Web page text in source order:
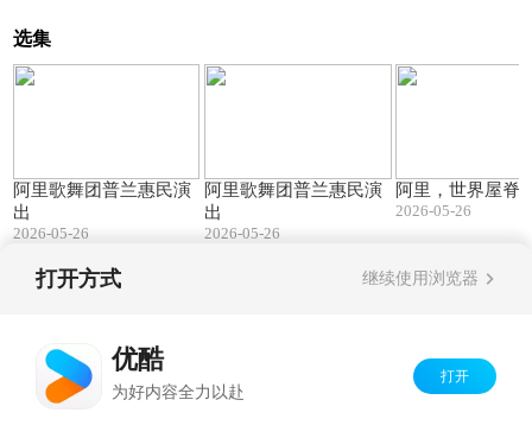
选集
阿里歌舞团普兰惠民演
出
2026-05-26
阿里歌舞团普兰惠民演
出
2026-05-26
阿里，世界屋脊
2026-05-26
打开方式 继续使用浏览器
优酷
为好内容全力以赴
打开